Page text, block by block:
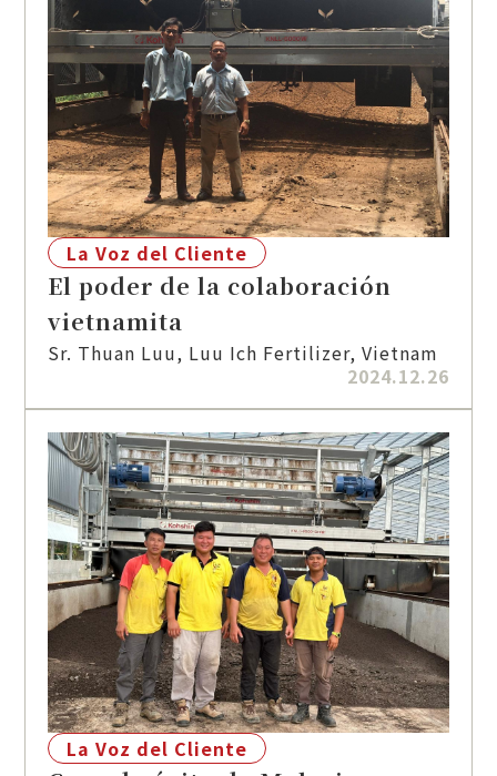
La Voz del Cliente
El poder de la colaboración
vietnamita
Sr. Thuan Luu, Luu Ich Fertilizer, Vietnam
2024.12.26
La Voz del Cliente